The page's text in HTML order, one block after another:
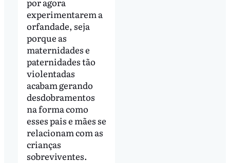
experimentarem a
orfandade, seja
porque as
maternidades e
paternidades tão
violentadas
acabam gerando
desdobramentos
na forma como
esses pais e mães se
relacionam com as
crianças
sobreviventes.